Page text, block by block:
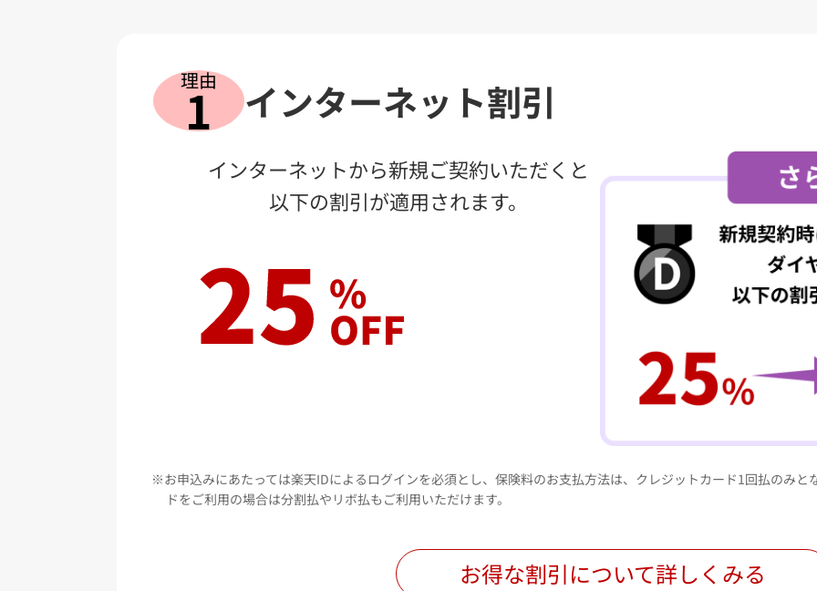
理由
1 インターネット割引
インターネットから新規ご契約いただくと
以下の割引が適用されます。
お申込みにあたっては楽天IDによるログインを必須とし、保険料のお支払方法は、クレジットカード1回払のみと
ドをご利用の場合は分割払やリボ払もご利用いただけます。
お得な割引について詳しくみる
詳細にお見積りする
比較結果は実際の等級や補償内容等によって異なる場合があります。また、乗換え後の
正式な保険料を確認する場合は「詳細にお見積りする」ボタンを押下してご確認くださ